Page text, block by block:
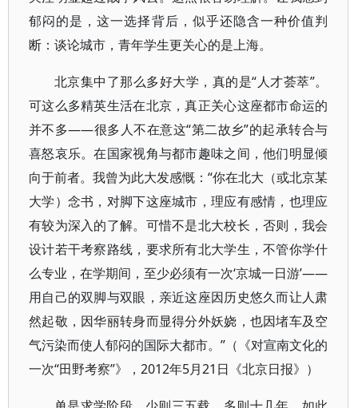
郁闷的是，这一选择背后，似乎还隐含一种价值判
断：谈论城市，青年学生更关心的是上海。
北京集中了那么多好大学，真的是“人才荟萃”。
可这么多精英生活在北京，真正关心这座都市命运的
并不多——很多人不在意这“第二故乡”的起承转合与
喜怒哀乐。在国家视角与都市趣味之间，他们明显倾
向于前者。我曾为此大发感慨：“你在北大（或北京某
大学）念书，对脚下这座城市，理应有感情，也理应
有较为深入的了解。可惜不是北大校长，否则，我会
设计若干考察路线，要求所有北大学生，不管你学什
么专业，在学期间，至少必须有一次‘京城一日游’——
用自己的双脚与双眼，亲近这座因历史悠久而让人肃
然起敬，因华丽转身而显得分外妖娆，也因堵车及空
气污染而使人郁闷的国际大都市。”（《对宣南文化的
一次“田野考察”》，2012年5月21日《北京日报》）